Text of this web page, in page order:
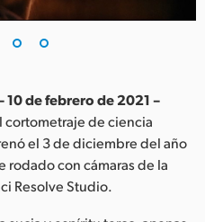
10 de febrero de 2021 –
cortometraje de ciencia
el 3 de diciembre del año
rodado con cámaras de la
Resolve Studio.